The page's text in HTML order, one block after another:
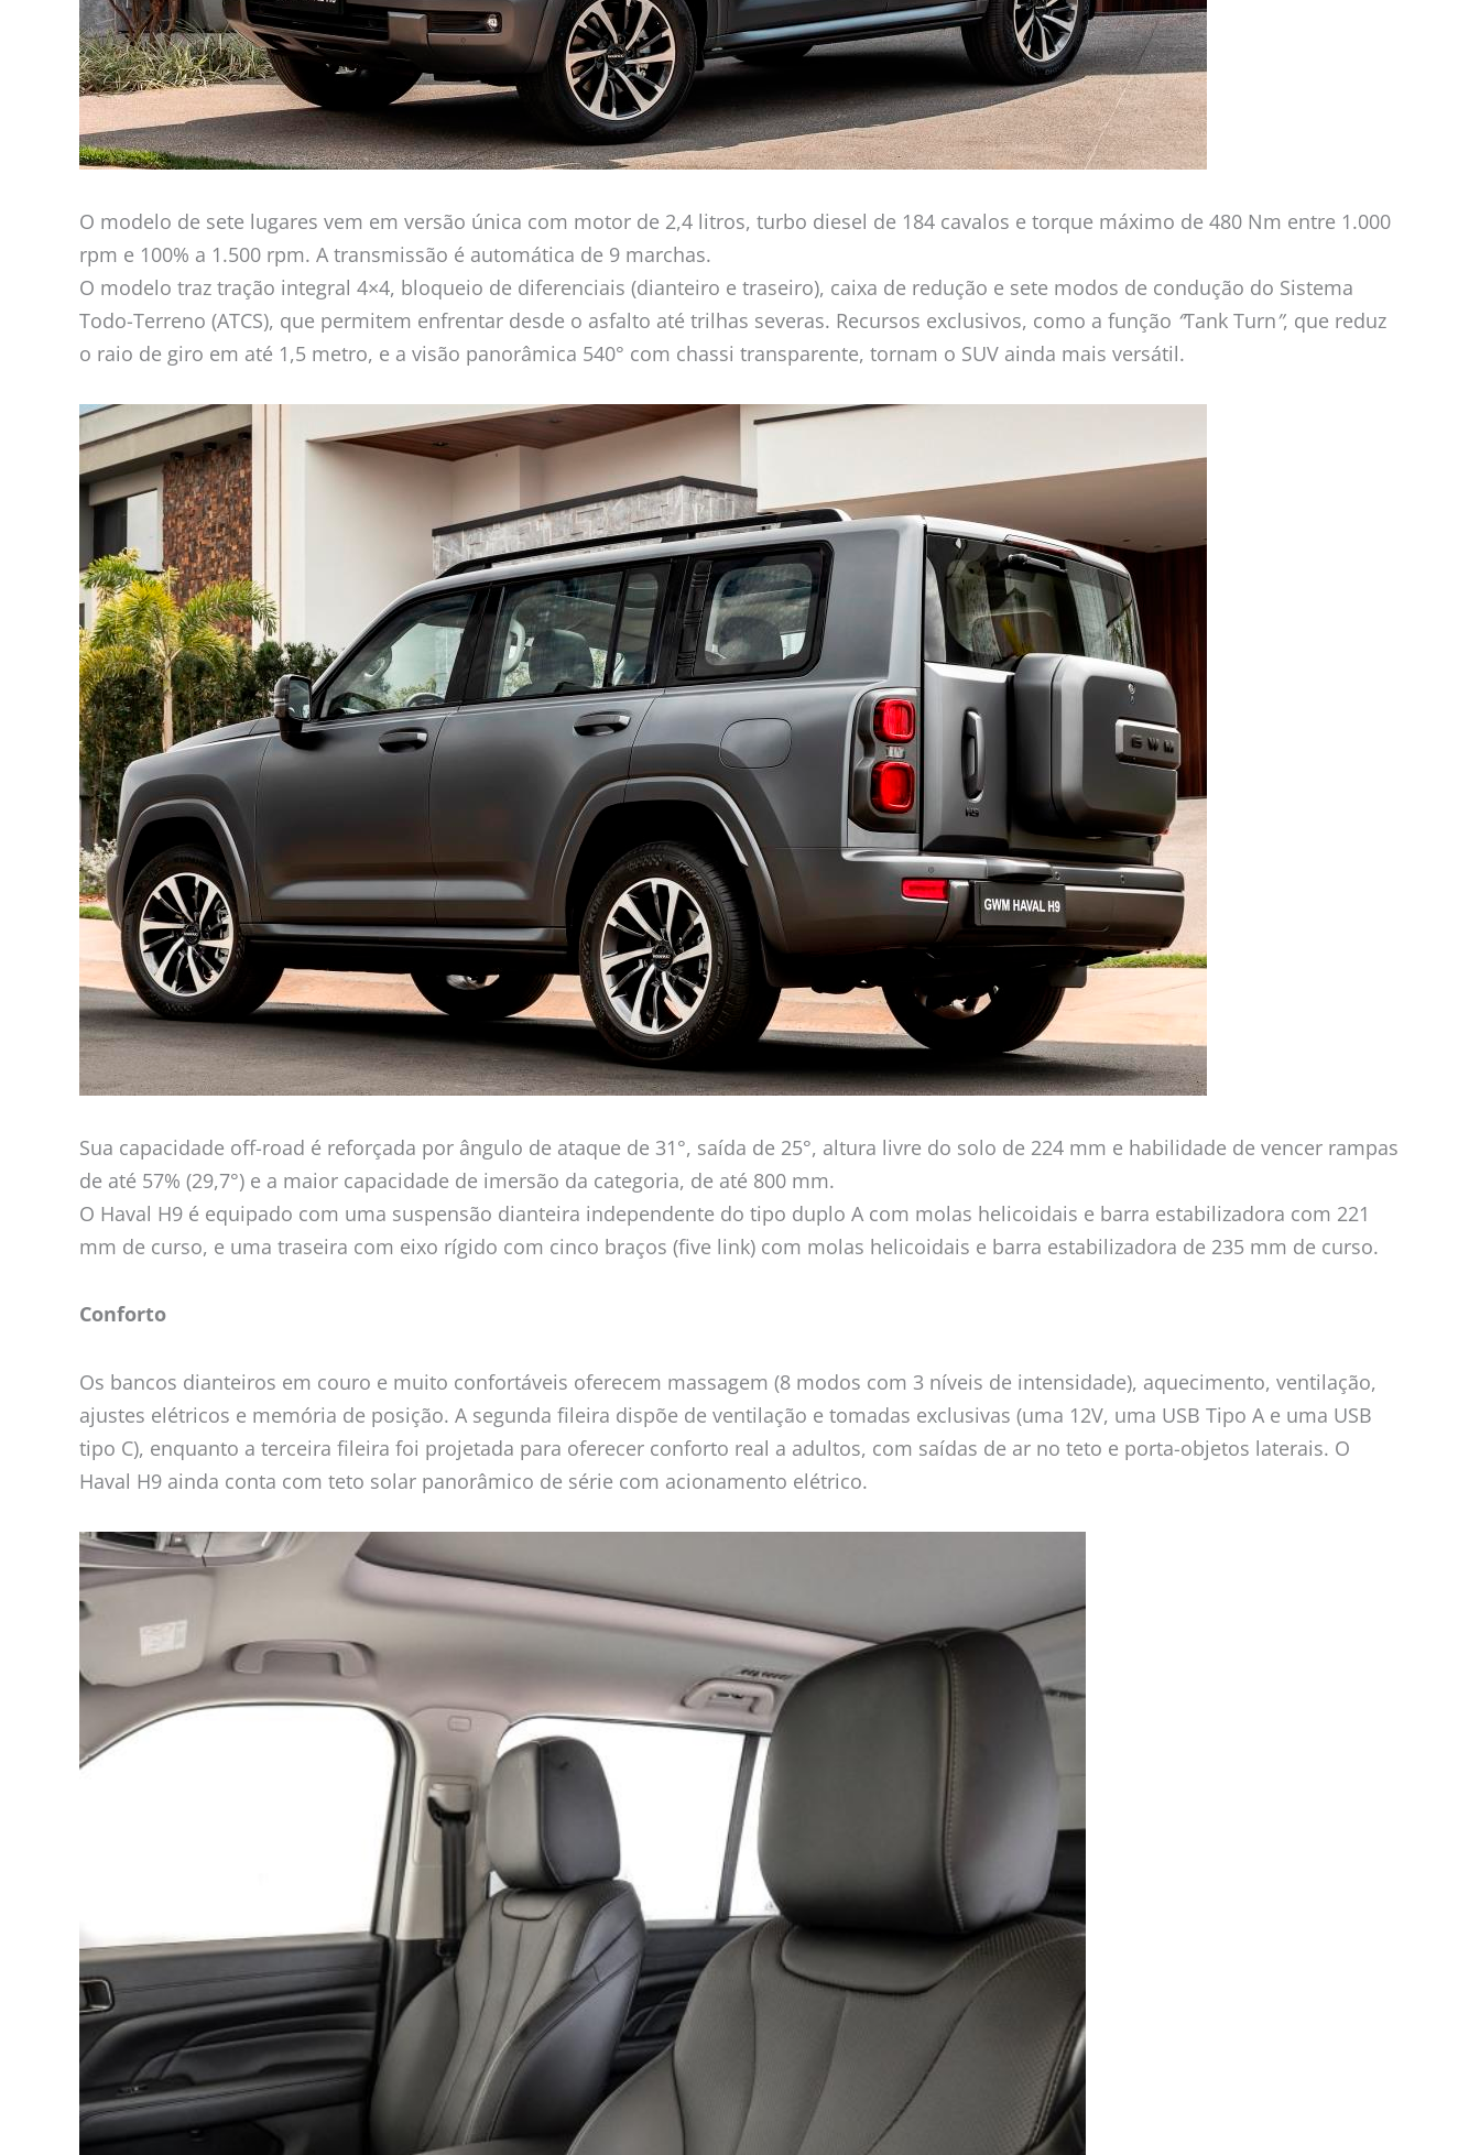
O modelo de sete lugares vem em versão única com motor de 2,4 litros, turbo diesel de 184 cavalos e torque máximo de 480 Nm entre 1.000
rpm e 100% a 1.500 rpm. A transmissão é automática de 9 marchas.
O modelo traz tração integral 4×4, bloqueio de diferenciais (dianteiro e traseiro), caixa de redução e sete modos de condução do Sistema
Todo-Terreno (ATCS), que permitem enfrentar desde o asfalto até trilhas severas. Recursos exclusivos, como a função “Tank Turn”, que reduz
o raio de giro em até 1,5 metro, e a visão panorâmica 540° com chassi transparente, tornam o SUV ainda mais versátil.
Sua capacidade off-road é reforçada por ângulo de ataque de 31°, saída de 25°, altura livre do solo de 224 mm e habilidade de vencer rampas
de até 57% (29,7°) e a maior capacidade de imersão da categoria, de até 800 mm.
O Haval H9 é equipado com uma suspensão dianteira independente do tipo duplo A com molas helicoidais e barra estabilizadora com 221
mm de curso, e uma traseira com eixo rígido com cinco braços (five link) com molas helicoidais e barra estabilizadora de 235 mm de curso.
Conforto
Os bancos dianteiros em couro e muito confortáveis oferecem massagem (8 modos com 3 níveis de intensidade), aquecimento, ventilação,
ajustes elétricos e memória de posição. A segunda fileira dispõe de ventilação e tomadas exclusivas (uma 12V, uma USB Tipo A e uma USB
tipo C), enquanto a terceira fileira foi projetada para oferecer conforto real a adultos, com saídas de ar no teto e porta-objetos laterais. O
Haval H9 ainda conta com teto solar panorâmico de série com acionamento elétrico.